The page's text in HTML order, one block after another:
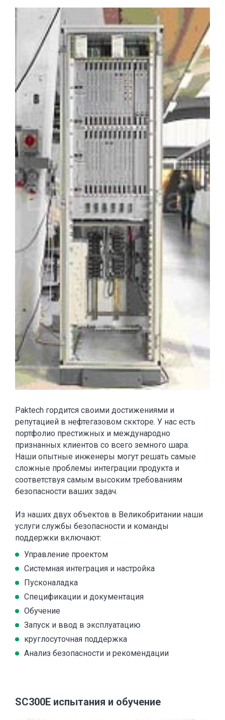
Paktech гордится своими достижениями и
репутацией в нефтегазовом сккторе. У нас есть
портфолио престижных и международно
признанных клиентов со всего земного шара.
Наши опытные инженеры могут решать самые
сложные проблемы интеграции продукта и
соответствуя самым высоким требованиям
безопасности ваших задач.
Из наших двух объектов в Великобритании наши
услуги службы безопасности и команды
поддержки включают:
Управление проектом
Системная интеграция и настройка
Пусконаладка
Спецификации и документация
Обучение
Запуск и ввод в эксплуатацию
круглосуточная поддержка
Анализ безопасности и рекомендации
SC300E испытания и обучение